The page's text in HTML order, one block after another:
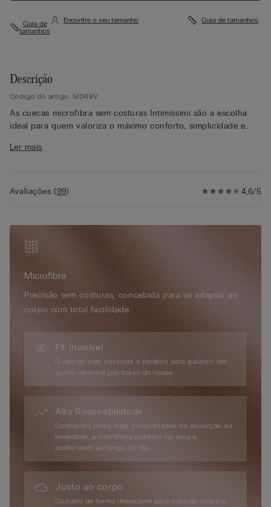
Guia de
tamanhos
Encontre o seu tamanho Guia de tamanhos
Descrição
Código do artigo: SID49V
As cuecas microfibra sem costuras Intimissimi são a escolha
ideal para quem valoriza o máximo conforto, simplicidade e
suave e elástica, adaptam-se ao seu corpo com uma precisão
experiência de suavidade e leveza, tornando-as invisíveis sob
sensação de conforto absoluto ao longo do dia. A sua
estrutura sem costuras e a escolha do material garantem uma
peça duradoura, que mantém a suavidade e o conforto,
mesmo após várias lavagens. A simplicidade do design e a
qualidade da microfibra fazem delas a opção perfeita para
quem procura um estilo minimalista. Se procura uma peça que
una leveza, conforto e sofisticação discreta, as cuecas
microfibra sem costuras são, sem dúvida, a escolha perfeita.
Ler mais
4,6/5
Avaliações(99)
Microfibra
Precisão sem costuras, concebida para se adaptar ao
corpo com total facilidade.
Fit Invisível
O design sem costuras é perfeito para garantir um
ajuste invisível por baixo da roupa.
Alta Respirabilidade
Conhecida pelas suas propriedades de absorção da
humidade, a microfibra mantém-na seca e
confortável ao longo do dia.
Justo ao corpo
Cortado de forma impecável para deslizar sobre o